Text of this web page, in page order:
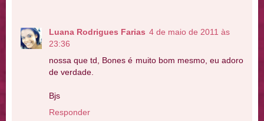
Luana Rodrigues Farias 4 de maio de 2011 às
23:36
nossa que td, Bones é muito bom mesmo, eu adoro
de verdade.
Bjs
Responder